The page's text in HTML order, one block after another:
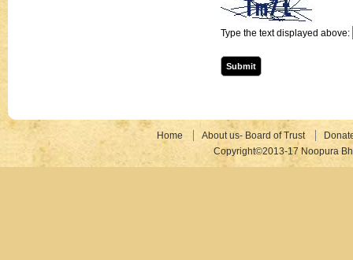
Type the text displayed above:
Home About us- Board of Trust
Copyright©2013-17 Noopura